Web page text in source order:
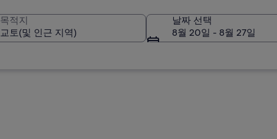
목적지
날짜 선택
8월 20일 - 8월 27일